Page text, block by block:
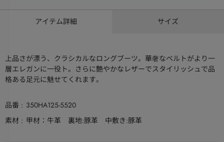
アイテム詳細 サイズ
上品さが漂う、クラシカルなロングブーツ。華奢なベルトがより一
層エレガンに一役ト。さらに艶やかなレザーでスタイリッシュで品
格ある足元に魅せてくれます。
品番
350HA125-5520
素材
甲材：牛革 裏地:豚革 中敷き:豚革